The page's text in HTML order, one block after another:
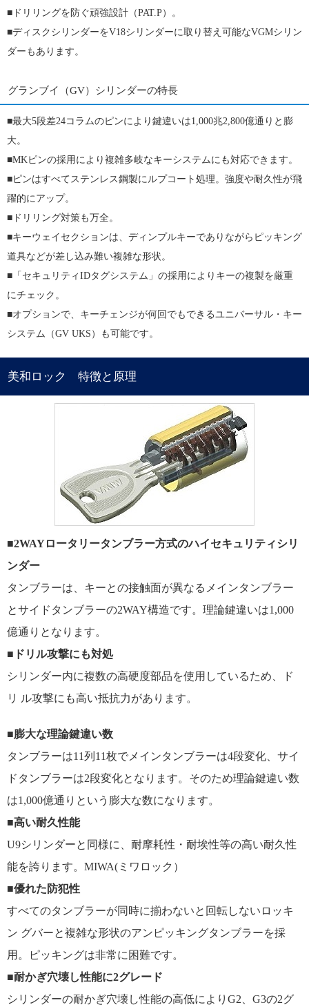
■ ドリリングを防ぐ頑強設計（PAT.P）。
■ディスクシリンダーをV18シリンダーに取り替え可能なVGMシリン
ダーもあります。
グランブイ（GV）シリンダーの特長
■最大5段差24コラムのピンにより鍵違いは1,000兆2,800億通りと膨
大。
■MKピンの採用により複雑多岐なキーシステムにも対応できます。
■ピンはすべてステンレス鋼製にルプコート処理。強度や耐久性が飛
躍的にアップ。
■ ドリリング対策も万全。
■キーウェイセクションは、ディンプルキーでありながらピッキング
道具などが差し込み難い複雑な形状。
■ 「セキュリティIDタグシステム」の採用によりキーの複製を厳重
にチェック。
■オプションで、キーチェンジが何回でもできるユニバーサル・キー
システム（GV UKS）も可能です。
美和ロック 特徴と原理
■2WAYロータリータンブラー方式のハイセキュリティシリ
ンダー
タンブラーは、キーとの接触面が異なるメインタンブラー
とサイドタンブラーの2WAY構造です。理論鍵違いは1,000
億通りとなります。
■ ドリル攻撃にも対処
シリンダー内に複数の高硬度部品を使用しているため、ド
リ ル攻撃にも高い抵抗力があります。
■膨大な理論鍵違い数
タンブラーは11列11枚でメインタンブラーは4段変化、サイ
ドタンブラーは2段変化となります。そのため理論鍵違い数
は1,000億通りという膨大な数になります。
■高い耐久性能
U9シリンダーと同様に、耐摩耗性・耐埃性等の高い耐久性
能を誇ります。MIWA(ミワロック）
■優れた防犯性
すべてのタンブラーが同時に揃わないと回転しないロッキ
ン グバーと複雑な形状のアンピッキングタンブラーを採
用。
ピッキングは非常に困難です。
■耐かぎ穴壊し性能に2グレード
シリンダーの耐かぎ穴壊し性能の高低によりG2、G3の2グ